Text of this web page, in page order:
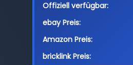
Offiziell verfügbar:
ebay Preis:
Amazon Preis:
bricklink Preis: